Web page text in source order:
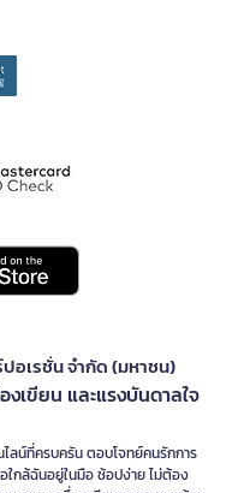
ปอเรชั่น จำกัด (มหาชน)
เขียน และแรงบันดาลใจ
ลน์ที่ครบครัน ตอบโจทย์คนรักการ
ใกล้ฉันอยู่ในมือ ช้อปง่าย ไม่ต้อง